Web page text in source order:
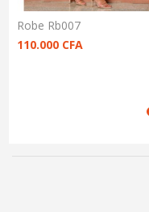
Robe Rb007
110.000 CFA